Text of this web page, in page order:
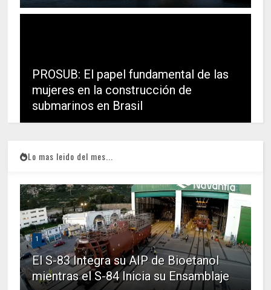
PROSUB: El papel fundamental de las
mujeres en la construcción de
submarinos en Brasil
Lo mas leido del mes...
1
El S-83 Integra su AIP de Bioetanol
mientras el S-84 Inicia su Ensamblaje